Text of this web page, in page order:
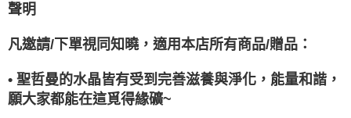
聲明
凡邀請/下單視同知曉，適用本店所有商品/贈品：
• 聖哲曼的水晶皆有受到完善滋養與淨化，能量和諧，
願大家都能在這覓得緣礦~